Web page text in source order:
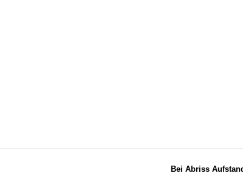
Bei Abriss